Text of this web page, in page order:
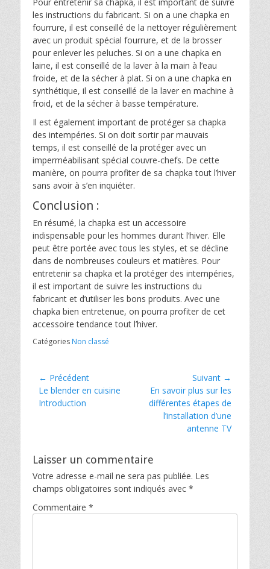
les instructions du fabricant. Si on a une chapka en
fourrure, il est conseillé de la nettoyer régulièrement
avec un produit spécial fourrure, et de la brosser
pour enlever les peluches. Si on a une chapka en
laine, il est conseillé de la laver à la main à l’eau
froide, et de la sécher à plat. Si on a une chapka en
synthétique, il est conseillé de la laver en machine à
froid, et de la sécher à basse température.
Il est également important de protéger sa chapka
des intempéries. Si on doit sortir par mauvais
temps, il est conseillé de la protéger avec un
imperméabilisant spécial couvre-chefs. De cette
manière, on pourra profiter de sa chapka tout l’hiver
sans avoir à s’en inquiéter.
Conclusion :
En résumé, la chapka est un accessoire
indispensable pour les hommes durant l’hiver. Elle
peut être portée avec tous les styles, et se décline
dans de nombreuses couleurs et matières. Pour
entretenir sa chapka et la protéger des intempéries,
il est important de suivre les instructions du
fabricant et d’utiliser les bons produits. Avec une
chapka bien entretenue, on pourra profiter de cet
accessoire tendance tout l’hiver.
Catégories Non classé
Navigation
de
l’article
← Précédent
Article
précédent :
Le blender en cuisine
Introduction
Suivant →
Article
suivant :
En savoir plus sur les
différentes étapes de
l’installation d’une
antenne TV
Laisser un commentaire
Votre adresse e-mail ne sera pas publiée. Les
champs obligatoires sont indiqués avec *
Commentaire *